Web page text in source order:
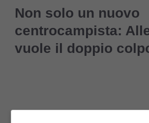
Non solo un nuovo
centrocampista:
vuole il doppio